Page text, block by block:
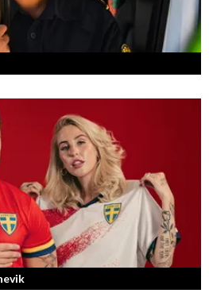
igen, för du va så bra att prata med.